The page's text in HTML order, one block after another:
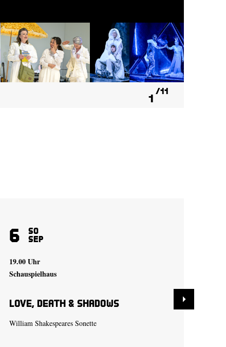
1
11
6 So
Sep
19.00 Uhr
Schauspielhaus
Love, Death & Shadows
William Shakespeares Sonette